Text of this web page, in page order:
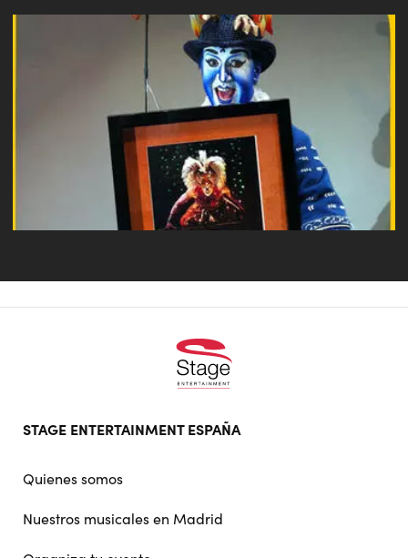
doormat
STAGE ENTERTAINMENT ESPAÑA
Quienes somos
Nuestros musicales en Madrid